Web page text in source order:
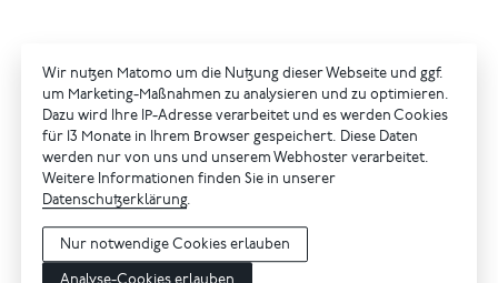
Wir nutzen Matomo um die Nutzung dieser Webseite und ggf.
um Marketing-Maßnahmen zu analysieren und zu optimieren.
Dazu wird Ihre IP-Adresse verarbeitet und es werden Cookies
für 13 Monate in Ihrem Browser gespeichert. Diese Daten
werden nur von uns und unserem Webhoster verarbeitet.
Weitere Informationen finden Sie in unserer
Datenschutzerklärung.
Nur notwendige Cookies erlauben